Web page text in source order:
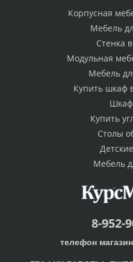
Корпусная
Мебель
Стенка
Модульная
Мебель
Купить шкаф
Купить
Столы
Мебель
8-952-
телефон